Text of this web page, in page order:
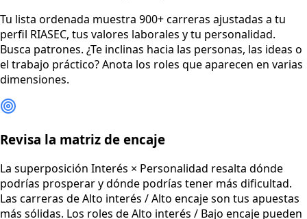
Tu lista ordenada muestra 900+ carreras ajustadas a tu
perfil RIASEC, tus valores laborales y tu personalidad.
Busca patrones. ¿Te inclinas hacia las personas, las ideas o
el trabajo práctico? Anota los roles que aparecen en varias
dimensiones.
Revisa la matriz de encaje
La superposición Interés × Personalidad resalta dónde
podrías prosperar y dónde podrías tener más dificultad.
Las carreras de Alto interés / Alto encaje son tus apuestas
más sólidas. Los roles de Alto interés / Bajo encaje pueden